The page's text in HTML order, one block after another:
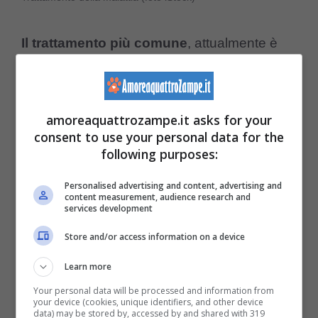
Il trattamento più comune, attualmente è
amputazione dell’arto malato, supportato
da chemioterapia, ciò nonostante, va
specificato che il trattamento
dell’osteosarcoma canino non deve essere
questa malattia.
Generalmente se viene eseguita solo
l’amputazione dell’arto interessato, la
sopravvivenza dell’animale è di 3-4 mesi,
amoreaquattrozampe.it asks for your
consent to use your personal data for the
following purposes:
Personalised advertising and content, advertising and
content measurement, audience research and
services development
Store and/or access information on a device
Learn more
Your personal data will be processed and information from
your device (cookies, unique identifiers, and other device
data) may be stored by, accessed by and shared with 319